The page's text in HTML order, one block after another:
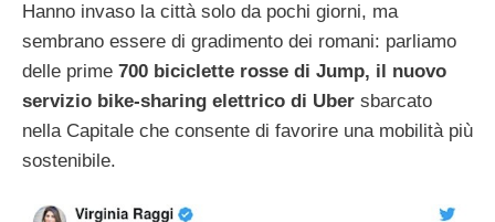
Hanno invaso la città solo da pochi giorni, ma
sembrano essere di gradimento dei romani: parliamo
delle prime 700 biciclette rosse di Jump, il nuovo
servizio bike-sharing elettrico di Uber sbarcato
nella Capitale che consente di favorire una mobilità più
sostenibile.